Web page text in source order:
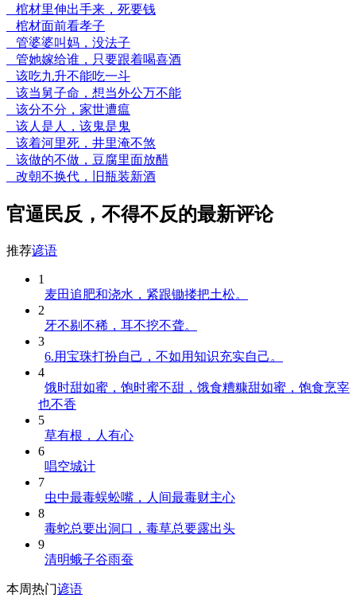
棺材里伸出手来，死要钱
棺材面前看孝子
管婆婆叫妈，没法子
管她嫁给谁，只要跟着喝喜酒
该吃九升不能吃一斗
该当舅子命，想当外公万不能
该分不分，家世遭瘟
该人是人，该鬼是鬼
该着河里死，井里淹不煞
该做的不做，豆腐里面放醋
改朝不换代，旧瓶装新酒
官逼民反，不得不反的最新评论
推荐谚语
1
麦田追肥和浇水，紧跟锄搂把土松。
2
牙不剔不稀，耳不挖不聋。
3
6.用宝珠打扮自己，不如用知识充实自己。
4
饿时甜如蜜，饱时蜜不甜，饿食糟糠甜如蜜，饱食烹宰
也不香
5
草有根，人有心
6
唱空城计
7
虫中最毒蜈蚣嘴，人间最毒财主心
8
毒蛇总要出洞口，毒草总要露出头
9
清明蛾子谷雨蚕
本周热门谚语